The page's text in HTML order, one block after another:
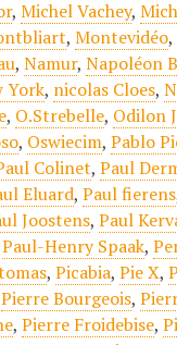
, Michel Vachey,
, Montevidéo,
, Namur, Napoléon
York, nicolas Cloes,
, O.Strebelle, Odilon
, Oswiecim, Pablo
Colinet, Paul
Eluard, Paul fierens
Joostens, Paul
Paul-Henry Spaak,
, Picabia, Pie X,
Pierre Bourgeois,
, Pierre Froidebise,